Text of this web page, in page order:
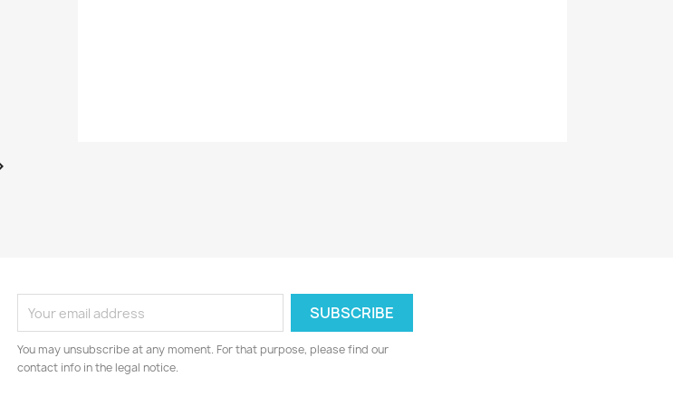
You may unsubscribe at any moment. For that purpose, please find our
contact info in the legal notice.